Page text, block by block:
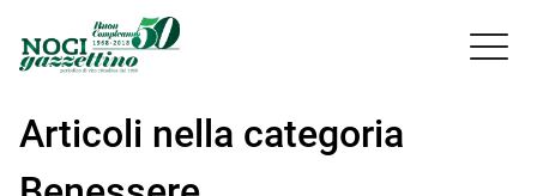

Articoli nella categoria